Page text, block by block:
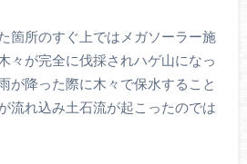
箇所のすぐ上ではメガソーラー施
々が完全に伐採されハゲ山になっ
が降った際に木々で保水すること
流れ込み土石流が起こったのでは